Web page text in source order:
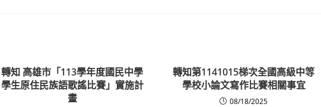
轉知 高雄市「113學年度國民中學
學生原住民族語歌謠比賽」實施計
畫
轉知第1141015梯次全國高級中等
學校小論文寫作比賽相關事宜
08/18/2025